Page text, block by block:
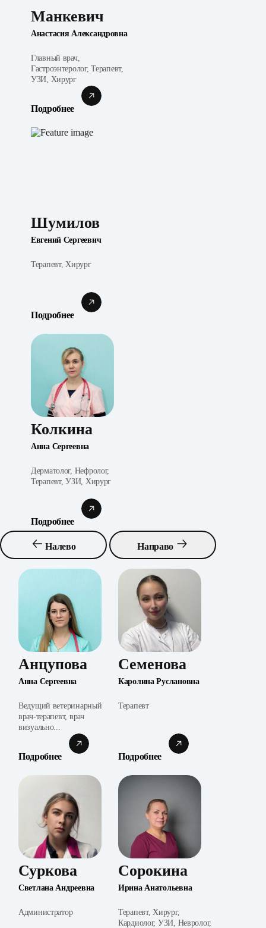
Манкевич
Анастасия Александровна
Главный врач,
Гастроэнтеролог, Терапевт,
УЗИ, Хирург
Подробнее
Шумилов
Евгений Сергеевич
Терапевт, Хирург
Подробнее
Колкина
Анна Сергеевна
Дерматолог, Нефролог,
Терапевт, УЗИ, Хирург
Подробнее
Налево Направо
Анцупова
Анна Сергеевна
Ведущий ветеринарный
врач-терапевт, врач
визуально...
Подробнее
Семенова
Каролина Руслановна
Терапевт
Подробнее
Суркова
Светлана Андреевна
Администратор
Сорокина
Ирина Анатольевна
Терапевт, Хирург,
Кардиолог, УЗИ, Невролог,